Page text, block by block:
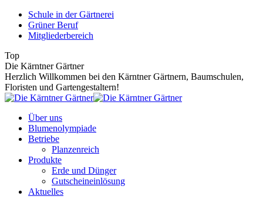
Zum
Inhalt
springen
Schule in der Gärtnerei
Grüner Beruf
Mitgliederbereich
Top
Die Kärntner Gärtner
Herzlich Willkommen bei den Kärntner Gärtnern, Baumschulen,
Floristen und Gartengestaltern!
Über uns
Blumenolympiade
Betriebe
Planzenreich
Produkte
Erde und Dünger
Gutscheineinlösung
Aktuelles